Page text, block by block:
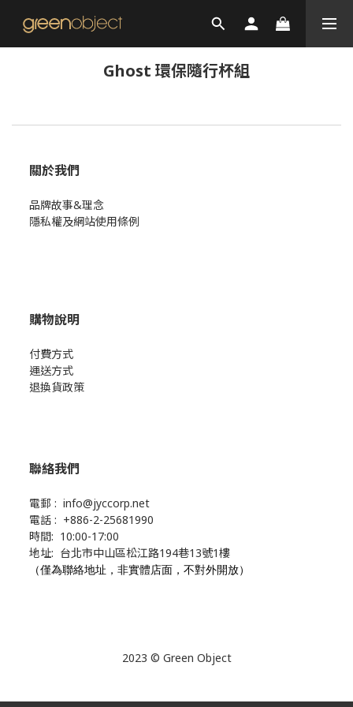
Ghost 環保隨行杯組
關於我們
品牌故事&理念
隱私權及網站使用條例
購物說明
付費方式
運送方式
退換貨政策
聯絡我們
電郵 : info@jyccorp.net
電話 : +886-2-25681990
時間: 10:00-17:00
地址: 台北市中山區松江路194巷13號1樓
（僅為聯絡地址，非實體店面，不對外開放）
2023 © Green Object